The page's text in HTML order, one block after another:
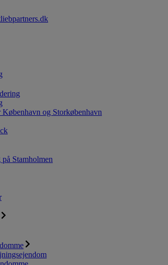
og Storkøbenhavn
Stamholmen